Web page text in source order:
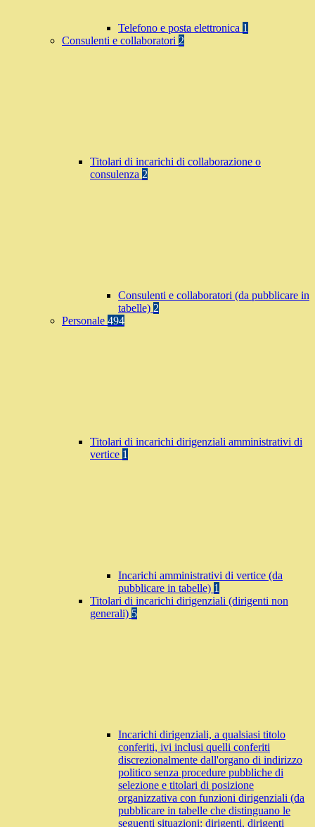
Telefono e posta elettronica 1
Consulenti e collaboratori 2
Titolari di incarichi di collaborazione o
consulenza 2
Consulenti e collaboratori (da pubblicare in
tabelle) 2
Personale 494
Titolari di incarichi dirigenziali amministrativi di
vertice 1
Incarichi amministrativi di vertice (da
pubblicare in tabelle) 1
Titolari di incarichi dirigenziali (dirigenti non
generali) 5
Incarichi dirigenziali, a qualsiasi titolo
conferiti, ivi inclusi quelli conferiti
discrezionalmente dall'organo di indirizzo
politico senza procedure pubbliche di
selezione e titolari di posizione
organizzativa con funzioni dirigenziali (da
pubblicare in tabelle che distinguano le
seguenti situazioni: dirigenti, dirigenti